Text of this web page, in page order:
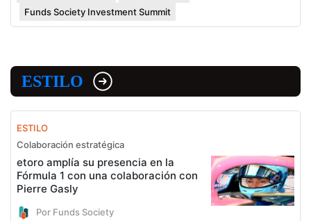
Funds Society Investment Summit
ESTILO
ESTILO
Colaboración estratégica
etoro amplía su presencia en la
Fórmula 1 con una colaboración con
Pierre Gasly
Por Funds Society